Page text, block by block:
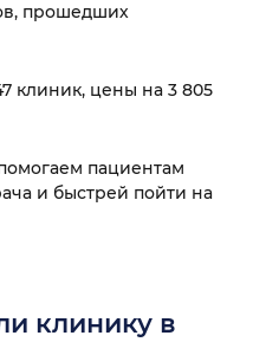
прошедших
клиник, цены на 3 805
пациентам
и быстрей пойти на
клинику в